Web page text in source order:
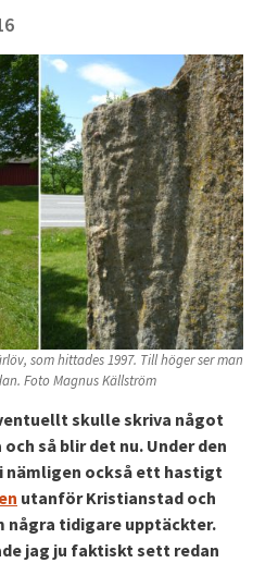
som hittades 1997. Till höger ser man
Foto Magnus Källström
skulle skriva något
så blir det nu. Under den
nämligen också ett hastigt
utanför Kristianstad och
några tidigare upptäckter.
jag ju faktiskt sett redan